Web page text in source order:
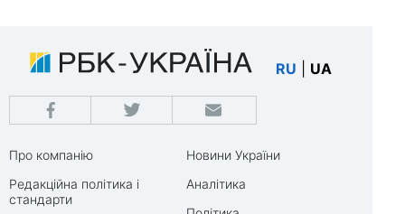
RU UA
Про компанію
Редакційна політика і
стандарти
Новини України
Аналітика